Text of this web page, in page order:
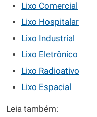
Lixo Comercial
Lixo Hospitalar
Lixo Industrial
Lixo Eletrônico
Lixo Radioativo
Lixo Espacial
Leia também: